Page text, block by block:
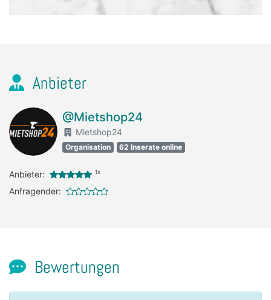
Anbieter
@Mietshop24
Mietshop24
Organisation 62 Inserate online
Anbieter: 1x
Anfragender:
Bewertungen